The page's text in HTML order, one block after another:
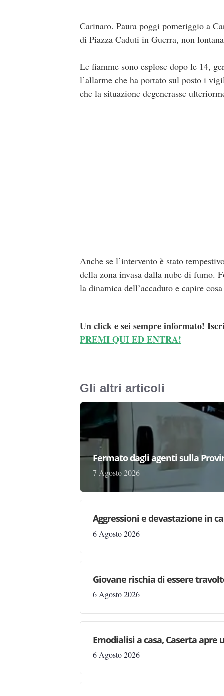
Carinaro. Paura poggi pomeriggio a
di Piazza Caduti in Guerra, non
Le fiamme sono esplose dopo le 14,
l’allarme che ha portato sul posto i
che la situazione degenerasse
Anche se l’intervento è stato
della zona invasa dalla nube di fumo.
la dinamica dell’accaduto e capire
Un click e sei sempre informato!
PREMI QUI ED ENTRA!
Gli altri articoli
Fermato dagli agenti sulla
7 Agosto 2026
Aggressioni e devastazione in
6 Agosto 2026
Giovane rischia di essere
6 Agosto 2026
Emodialisi a casa, Caserta apre
6 Agosto 2026